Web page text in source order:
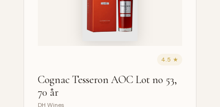
4.5 ★
Cognac Tesseron AOC Lot no 53,
70 år
DH Wines